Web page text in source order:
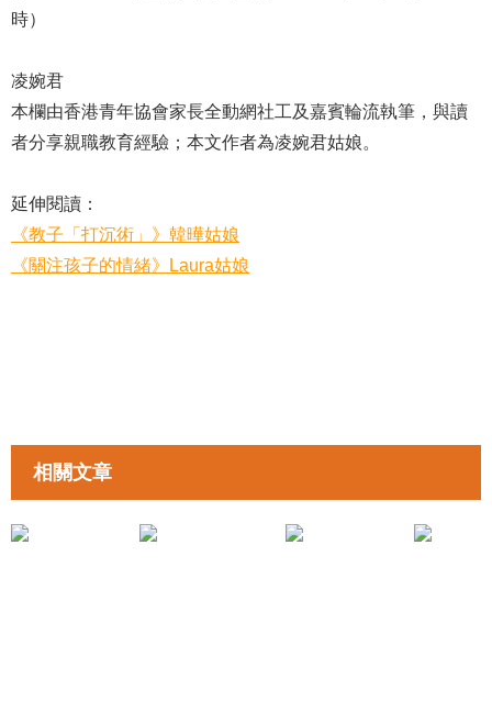
時）
凌婉君
本欄由香港青年協會家長全動網社工及嘉賓輪流執筆，與讀
者分享親職教育經驗；本文作者為凌婉君姑娘。
延伸閱讀：
《教子「打沉術」》韓曄姑娘
《關注孩子的情緒》Laura姑娘
相關文章
拉近親子距離